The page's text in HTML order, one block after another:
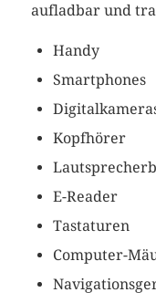
aufladbar und
Handy
Smartphones
Kopfhörer
E-Reader
Tastaturen
Computer-